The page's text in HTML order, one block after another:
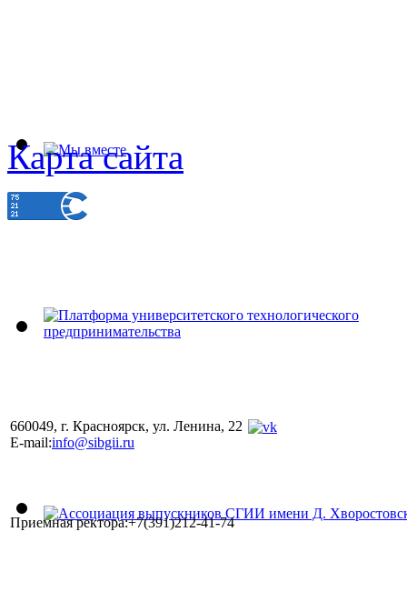
Карта сайта
660049, г. Красноярск, ул. Ленина, 22
E-mail:info@sibgii.ru
Приемная ректора:+7(391)212-41-74